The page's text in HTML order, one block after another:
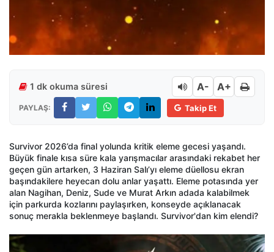
1 dk okuma süresi A- A+
PAYLAŞ: Takip Et
Survivor 2026’da final yolunda kritik eleme gecesi yaşandı.
Büyük finale kısa süre kala yarışmacılar arasındaki rekabet her
geçen gün artarken, 3 Haziran Salı’yı eleme düellosu ekran
başındakilere heyecan dolu anlar yaşattı. Eleme potasında yer
alan Nagihan, Deniz, Sude ve Murat Arkın adada kalabilmek
için parkurda kozlarını paylaşırken, konseyde açıklanacak
sonuç merakla beklenmeye başlandı. Survivor'dan kim elendi?